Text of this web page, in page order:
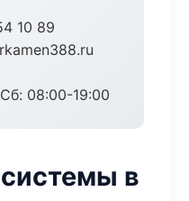
10 89
08:00-19:00
в